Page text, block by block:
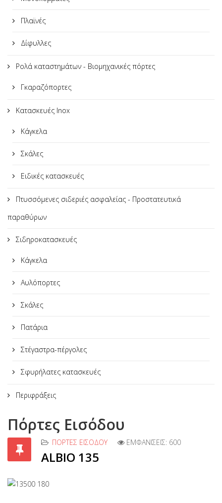
Πλαϊνές
Δίφυλλες
Ρολά καταστημάτων - Βιομηχανικές πόρτες
Γκαραζόπορτες
Κατασκευές Inox
Κάγκελα
Σκάλες
Ειδικές κατασκευές
Πτυσσόμενες σιδεριές ασφαλείας - Προστατευτικά
παραθύρων
Σιδηροκατασκευές
Κάγκελα
Αυλόπορτες
Σκάλες
Πατάρια
Στέγαστρα-πέργολες
Σφυρήλατες κατασκευές
Περιφράξεις
Πόρτες Εισόδου
ΠΌΡΤΕΣ ΕΙΣΌΔΟΥ ΕΜΦΑΝΊΣΕΙΣ: 600
ALBIO 135